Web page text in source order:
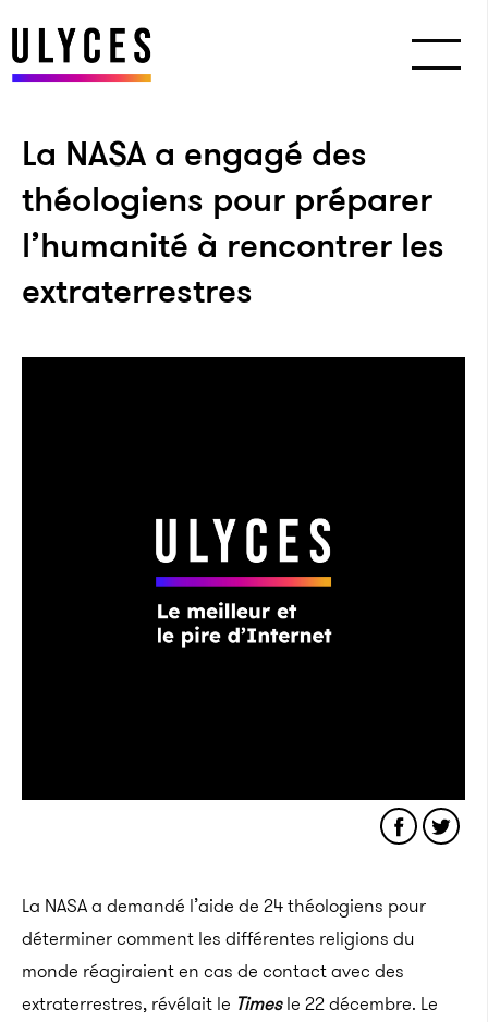
La NASA a engagé des
théologiens pour préparer
l’humanité à rencontrer les
extraterrestres
La NASA a demandé l’aide de 24 théologiens pour
déterminer comment les différentes religions du
monde réagiraient en cas de contact avec des
extraterrestres, révélait le Timesle 22 décembre. Le